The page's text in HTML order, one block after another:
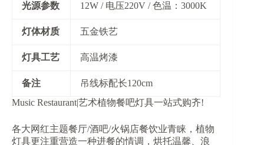
​光源参数​ 12W / 电压220V / 色温：3000K
​灯体材质​ 五金铁艺
​灯具工艺​ 高温烤漆
​备注​
吊线标配长120cm
Music Restaurant|艺术植物餐吧灯具一站式购齐!
各大网红主题餐厅/酒吧/火锅店餐饮业青睐，植物
灯具更注重营造一种进餐的情调，烘托温馨、浪